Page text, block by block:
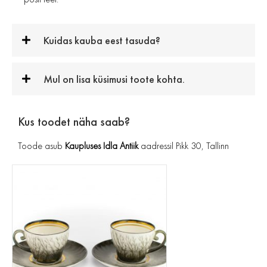
Kuidas kauba eest tasuda?
Mul on lisa küsimusi toote kohta.
Kus toodet näha saab?
Toode asub Kaupluses Idla Antiikaadressil Pikk 30, Tallinn